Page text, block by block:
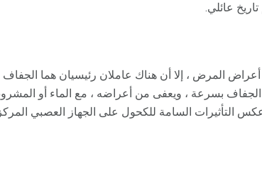
عائلي.
المرض ، إلا أن هناك عاملان رئيسيان هما الجفاف
بسرعة ، ويعفى من أعراضه ، مع الماء أو
التأثيرات السامة للكحول على الجهاز العصبي